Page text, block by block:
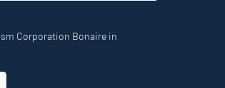
Corporation Bonaire in